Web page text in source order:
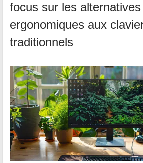
focus sur les alternatives
ergonomiques aux
traditionnels